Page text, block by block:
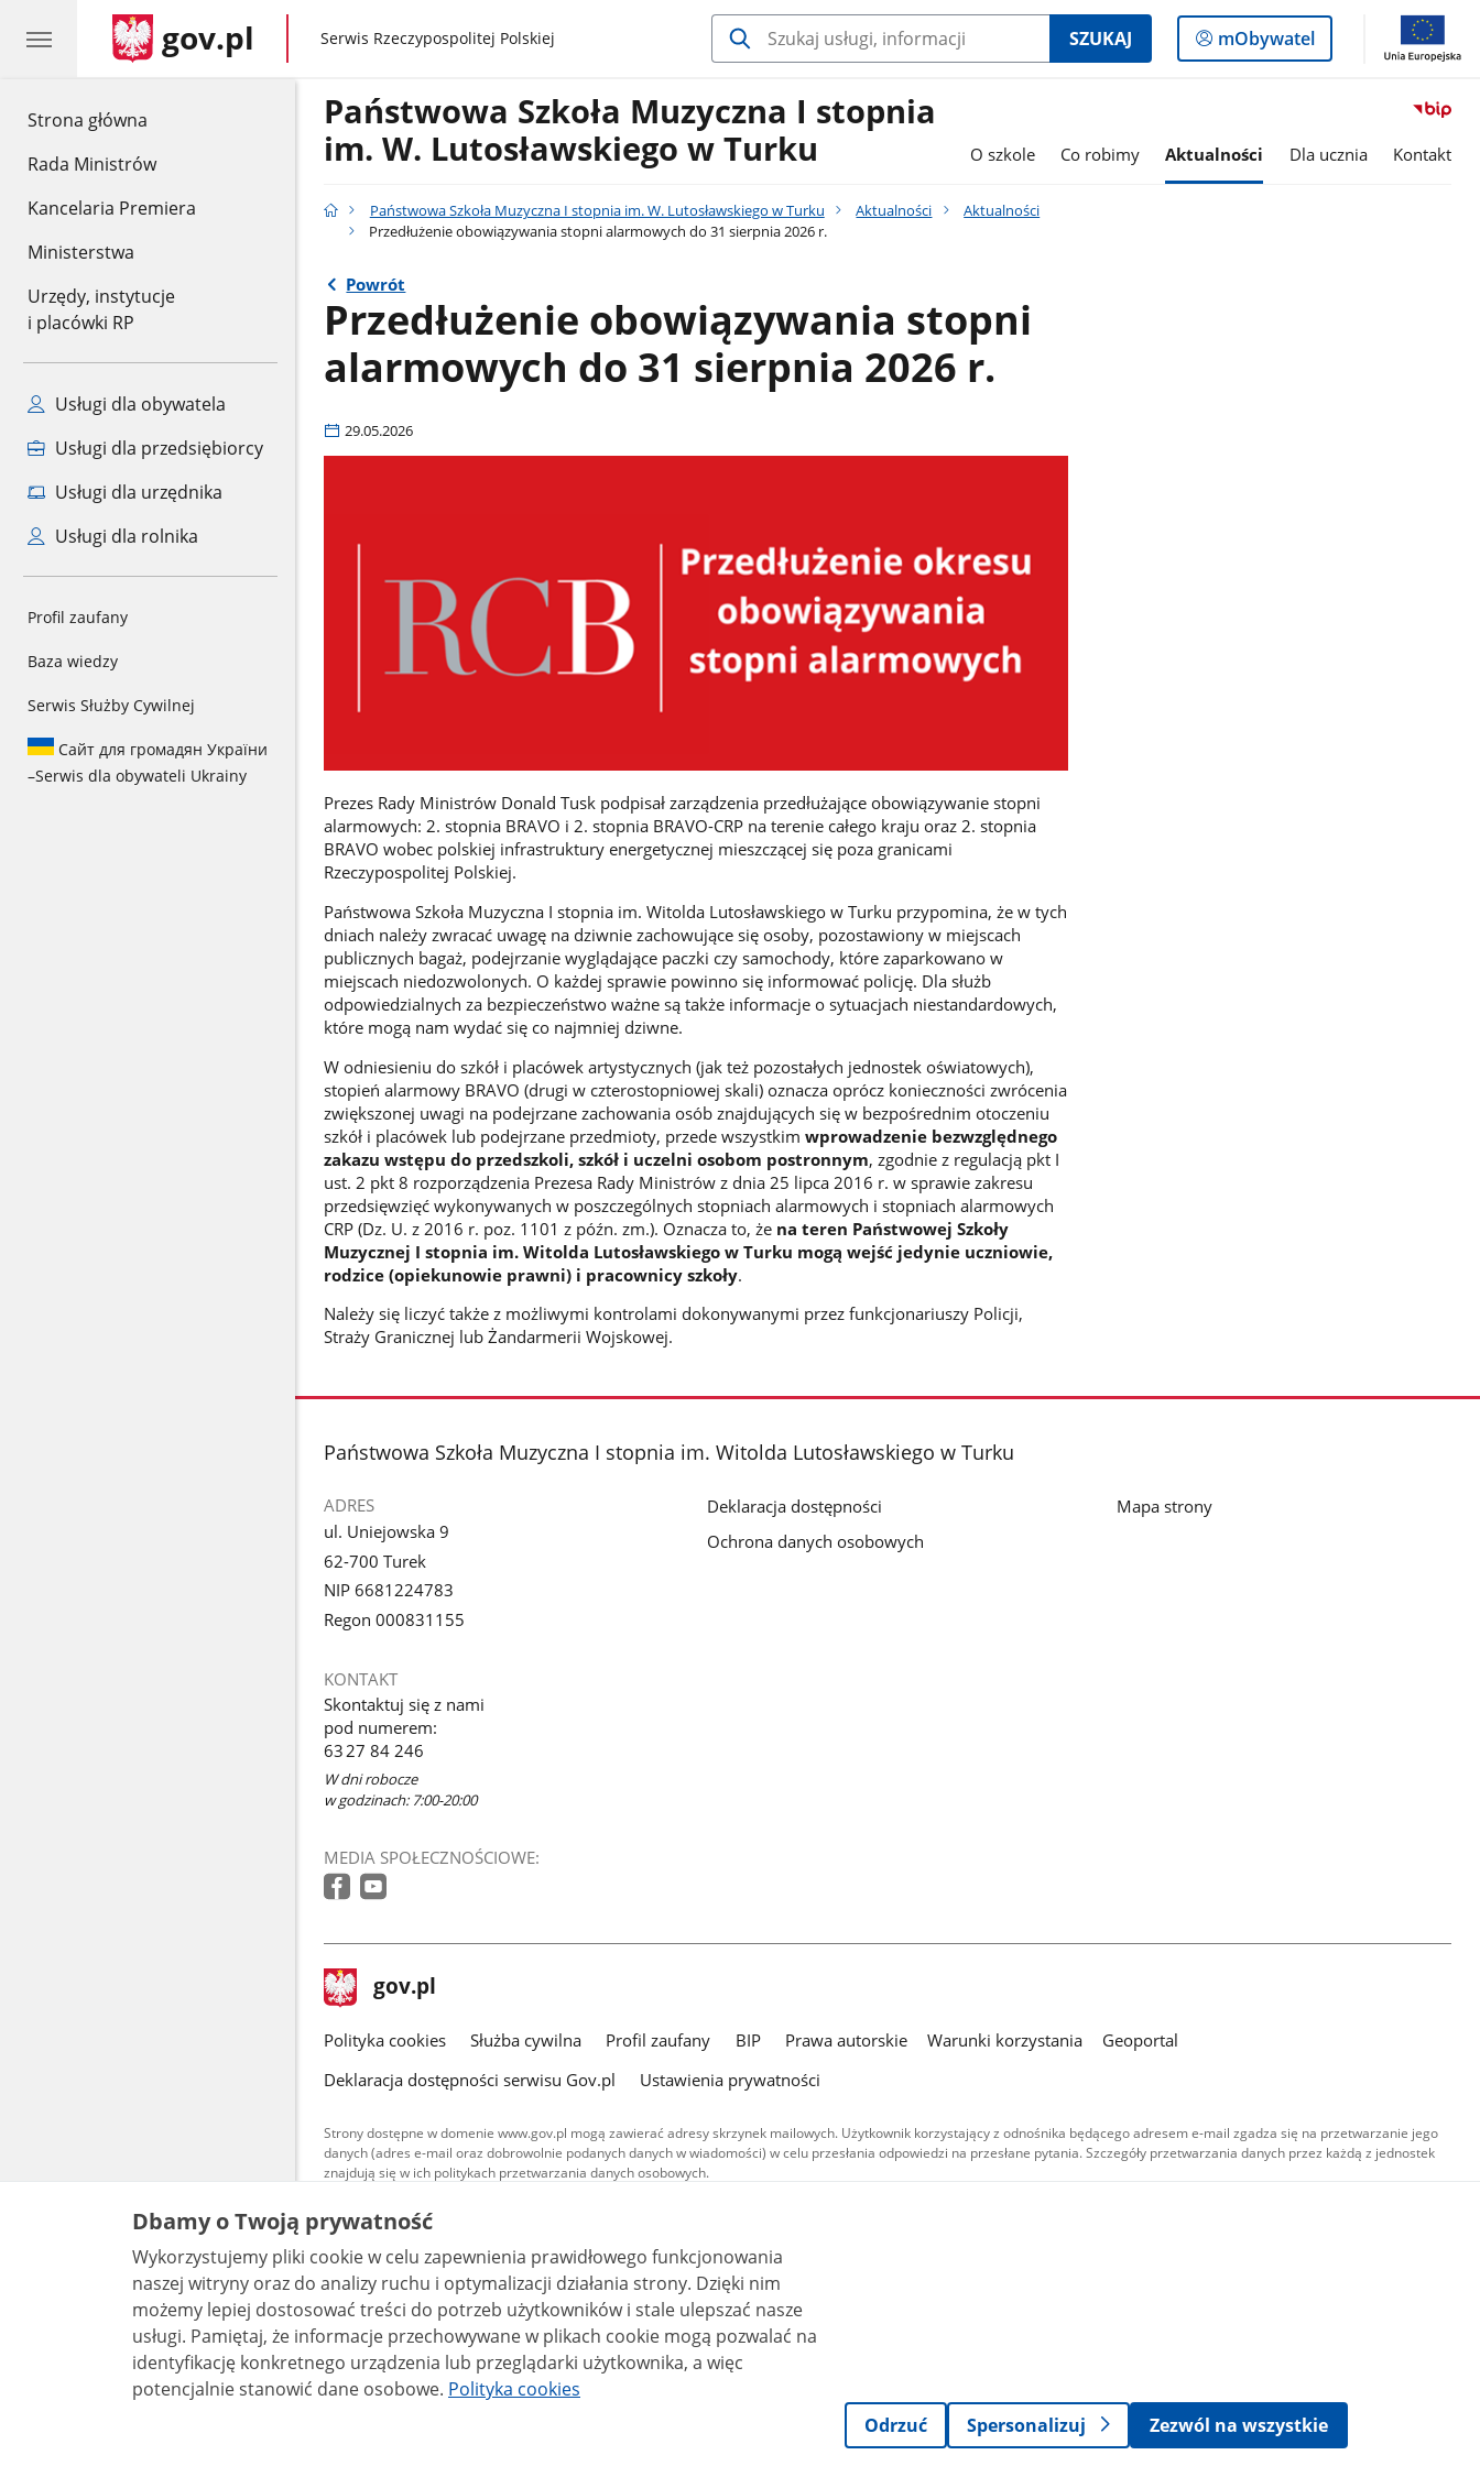
Strona główna
Rada Ministrów
Kancelaria Premiera
Ministerstwa
Urzędy, instytucje
i placówki RP
Usługi dla obywatela
Usługi dla przedsiębiorcy
Usługi dla urzędnika
Usługi dla rolnika
Profil zaufany
Baza wiedzy
Serwis Służby Cywilnej
Сайт для громадян України
–Serwis dla obywateli Ukrainy
gov.pl gov.pl
Serwis Rzeczypospolitej Polskiej SZUKAJ
Logowanie
do
mObywatel
Państwowa Szkoła Muzyczna I stopnia
im. W. Lutosławskiego w Turku
O szkole Co robimy Aktualności Dla ucznia Kontakt
Państwowa Szkoła Muzyczna I stopnia im. W. Lutosławskiego w Turku Aktualności
Aktualności
Przedłużenie obowiązywania stopni alarmowych do 31 sierpnia 2026 r.
Powrót
Przedłużenie obowiązywania stopni
alarmowych do 31 sierpnia 2026 r.
29.05.2026
Prezes Rady Ministrów Donald Tusk podpisał zarządzenia przedłużające obowiązywanie stopni
alarmowych: 2. stopnia BRAVO i 2. stopnia BRAVO-CRP na terenie całego kraju oraz 2. stopnia
BRAVO wobec polskiej infrastruktury energetycznej mieszczącej się poza granicami
Rzeczypospolitej Polskiej.
Państwowa Szkoła Muzyczna I stopnia im. Witolda Lutosławskiego w Turku przypomina, że w tych
dniach należy zwracać uwagę na dziwnie zachowujące się osoby, pozostawiony w miejscach
publicznych bagaż, podejrzanie wyglądające paczki czy samochody, które zaparkowano w
miejscach niedozwolonych. O każdej sprawie powinno się informować policję. Dla służb
odpowiedzialnych za bezpieczeństwo ważne są także informacje o sytuacjach niestandardowych,
które mogą nam wydać się co najmniej dziwne.
W odniesieniu do szkół i placówek artystycznych (jak też pozostałych jednostek oświatowych),
stopień alarmowy BRAVO (drugi w czterostopniowej skali) oznacza oprócz konieczności zwrócenia
zwiększonej uwagi na podejrzane zachowania osób znajdujących się w bezpośrednim otoczeniu
szkół i placówek lub podejrzane przedmioty, przede wszystkim wprowadzenie bezwzględnego
zakazu wstępu do przedszkoli, szkół i uczelni osobom postronnym, zgodnie z regulacją pkt I
ust. 2 pkt 8 rozporządzenia Prezesa Rady Ministrów z dnia 25 lipca 2016 r. w sprawie zakresu
przedsięwzięć wykonywanych w poszczególnych stopniach alarmowych i stopniach alarmowych
CRP (Dz. U. z 2016 r. poz. 1101 z późn. zm.). Oznacza to, że na teren Państwowej Szkoły
Muzycznej I stopnia im. Witolda Lutosławskiego w Turku mogą wejść jedynie uczniowie,
rodzice (opiekunowie prawni) i pracownicy szkoły.
Należy się liczyć także z możliwymi kontrolami dokonywanymi przez funkcjonariuszy Policji,
Straży Granicznej lub Żandarmerii Wojskowej.
stopka
Państwowa Szkoła Muzyczna I stopnia im. Witolda Lutosławskiego w Turku
ADRES
ul. Uniejowska 9
62-700 Turek
NIP 6681224783
Regon 000831155
KONTAKT
Skontaktuj się z nami
pod numerem:
63 27 84 246
W dni robocze
w godzinach: 7:00-20:00
MEDIA SPOŁECZNOŚCIOWE:
Deklaracja dostępności
Ochrona danych osobowych
Mapa strony
stopka
gov.pl Strona
gov.pl
gov.pl
Polityka cookies Służba cywilna Profil zaufany BIP Prawa autorskie Warunki korzystania
Geoportal
Deklaracja dostępności serwisu Gov.pl
Ustawienia prywatności
Strony dostępne w domenie www.gov.pl mogą zawierać adresy skrzynek mailowych. Użytkownik korzystający z odnośnika będącego adresem e-mail zgadza się na przetwarzanie jego
danych (adres e-mail oraz dobrowolnie podanych danych w wiadomości) w celu przesłania odpowiedzi na przesłane pytania. Szczegóły przetwarzania danych przez każdą z jednostek
znajdują się w ich politykach przetwarzania danych osobowych.
Treści tekstowe publikowane w serwisie (z wyłączeniem treści audiowizualnych), są
udostępniane na licencji typu Creative Commons: uznanie autorstwa - na tych samych
warunkach 4.0 (CC BY-SA 4.0). Materiały audiowizualne, w tym zdjęcia, materiały audio i wideo,
są udostępniane na licencji typu Creative Commons: uznanie autorstwa użycie niekomercyjne -
bez utworów zależnych 4.0 (CC BY-NC-ND 4.0), o ile nie jest to stwierdzone inaczej.
Dbamy o Twoją prywatność
Wykorzystujemy pliki cookie w celu zapewnienia prawidłowego funkcjonowania
naszej witryny oraz do analizy ruchu i optymalizacji działania strony. Dzięki nim
możemy lepiej dostosować treści do potrzeb użytkowników i stale ulepszać nasze
usługi. Pamiętaj, że informacje przechowywane w plikach cookie mogą pozwalać na
identyfikację konkretnego urządzenia lub przeglądarki użytkownika, a więc
potencjalnie stanowić dane osobowe. Polityka cookies
Odrzuć
Spersonalizuj Zezwól na wszystkie